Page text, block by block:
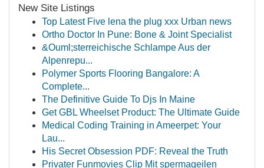
New Site Listings
Top Latest Five lena the plug xxx Urban news
Ortho Doctor In Pune: Bone & Joint Specialist
&Ouml;sterreichische Schlampe Aus der
Alpenrepu...
Polymer Sports Flooring Bangalore: A
Complete...
The Definitive Guide To Djs In Maine
Get GBL Wheelset Product: The Ultimate Guide
Medical Coding Training in Ameerpet: Your
Lau...
His Secret Obsession PDF: Reveal the Truth
Privater Funmovies Clip Mit spermageilen